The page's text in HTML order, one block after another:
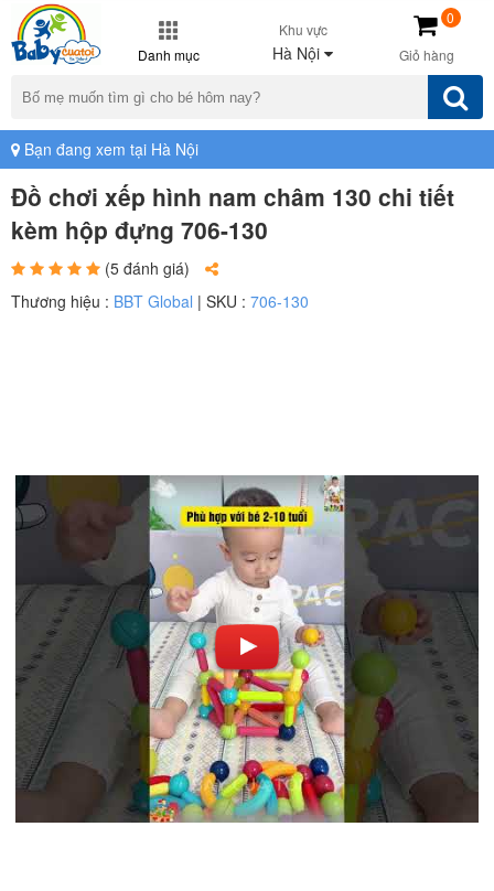
Danh mục
Khu vực
Hà Nội Giỏ hàng
0
Bạn đang xem tại Hà Nội
Đồ chơi xếp hình nam châm 130 chi tiết
kèm hộp đựng 706-130
(5 đánh giá)
Thương hiệu : BBT Global | SKU : 706-130